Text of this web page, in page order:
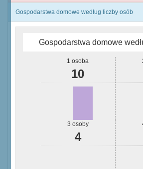
Gospodarstwa domowe według liczby osób
Gospodarstwa domowe
1 osoba
10
3 osoby
4